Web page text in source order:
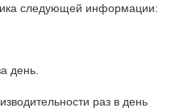
следующей информации:
день.
раз в день